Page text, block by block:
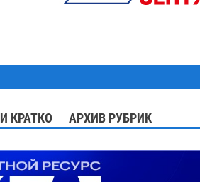
КРАТКО АРХИВ РУБРИК